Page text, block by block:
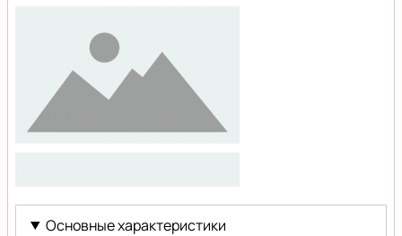
Основные характеристики